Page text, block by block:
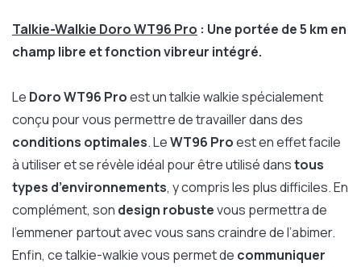
Talkie-Walkie Doro WT96 Pro : Une portée de 5 km en
champ libre et fonction vibreur intégré.
Le Doro WT96 Proest un talkie walkie spécialement
conçu pour vous permettre de travailler dans des
conditions optimales. LeWT96 Proest en effet facile
à utiliser et se révèle idéal pour être utilisé danstous
types d’environnements, y compris les plus difficiles. En
complément, son design robustevous permettra de
l’emmener partout avec vous sans craindre de l’abimer.
Enfin, ce talkie-walkie vous permet de communiquer